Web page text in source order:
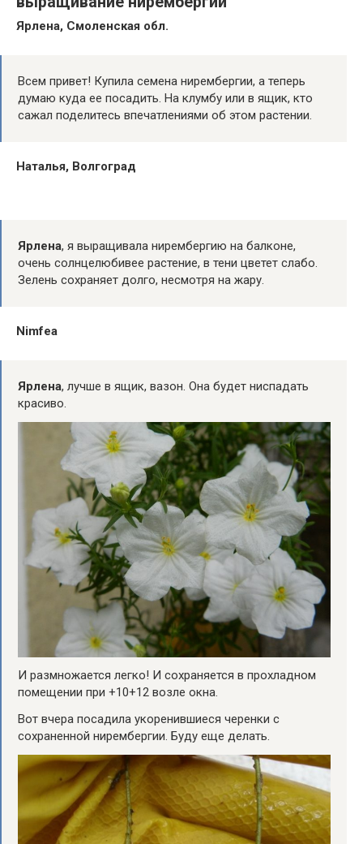
Ярлена, Смоленская обл.
Всем привет! Купила семена нирембергии, а теперь
думаю куда ее посадить. На клумбу или в ящик, кто
сажал поделитесь впечатлениями об этом растении.
Наталья, Волгоград
Ярлена, я выращивала нирембергию на балконе,
очень солнцелюбивее растение, в тени цветет слабо.
Зелень сохраняет долго, несмотря на жару.
Nimfea
Ярлена, лучше в ящик, вазон. Она будет ниспадать
красиво.
И размножается легко! И сохраняется в прохладном
помещении при +10+12 возле окна.
Вот вчера посадила укоренившиеся черенки с
сохраненной нирембергии. Буду еще делать.